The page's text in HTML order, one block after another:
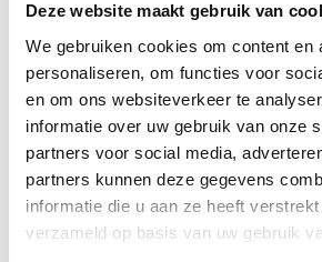
Deze website maakt gebruik van
We gebruiken cookies om content en
personaliseren, om functies voor
en om ons websiteverkeer te
informatie over uw gebruik van onze
partners voor social media,
partners kunnen deze gegevens
informatie die u aan ze heeft
verzameld op basis van uw gebruik
Er zijn nog geen beoordelingen.
Wees de eerste om “Combinaties gegoten/
grepen” te beoordelen
Je e-mailadres wordt niet
Vereiste velden zijn
Je waardering*